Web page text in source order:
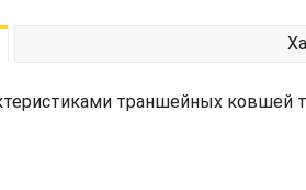
траншейных ковшей